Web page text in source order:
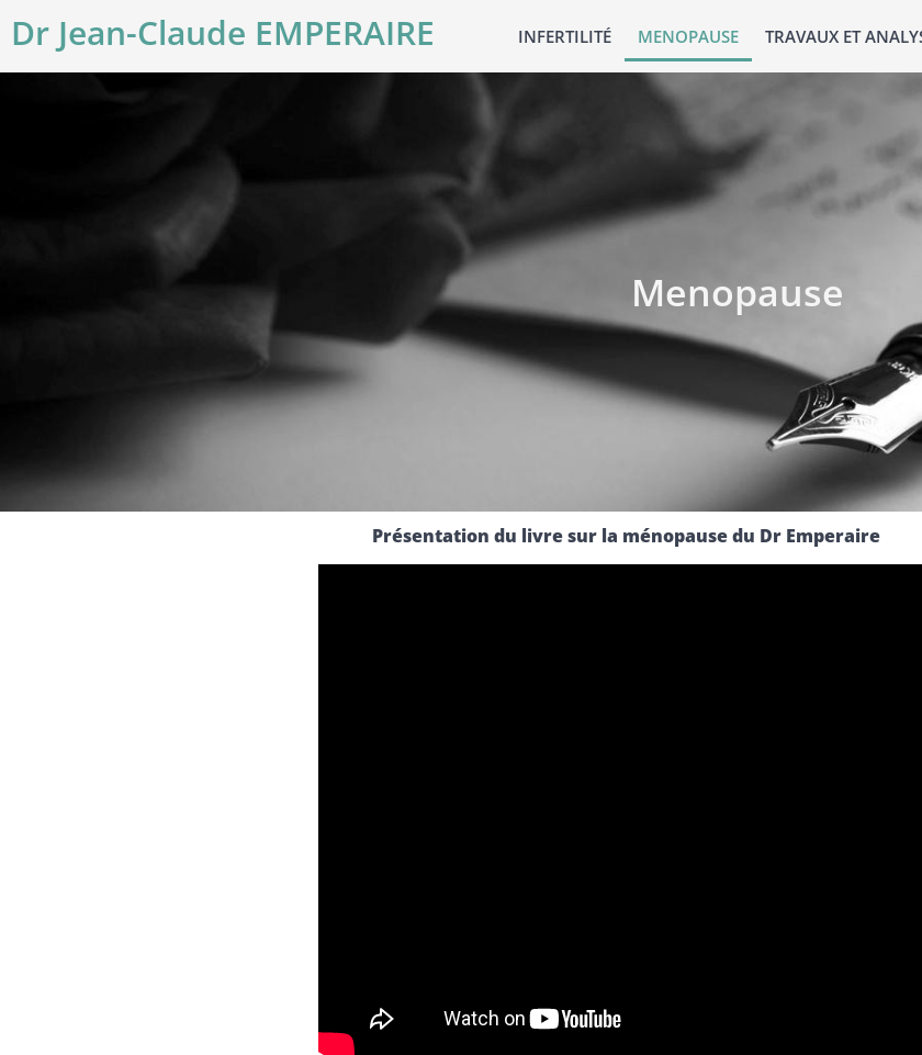
Dr Jean-Claude EMPERAIRE INFERTILITÉ MENOPAUSE TRAVAUX ET
Menopause
Présentation du livre sur la ménopause du Dr Emperaire